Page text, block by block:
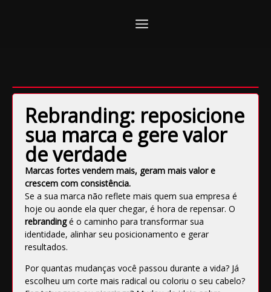
Rebranding: reposicione
sua marca e gere valor
de verdade
Marcas fortes vendem mais, geram mais valor e
crescem com consistência.
Se a sua marca não reflete mais quem sua empresa é
hoje ou aonde ela quer chegar, é hora de repensar. O
rebrandingé o caminho para transformar sua
identidade, alinhar seu posicionamento e gerar
resultados.
Por quantas mudanças você passou durante a vida? Já
escolheu um corte mais radical ou coloriu o seu cabelo?